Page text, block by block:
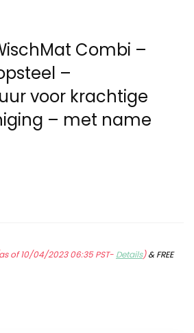
Combi –
–
voor krachtige
– met name
of 10/04/2023 06:35 PST- Details)&FREE